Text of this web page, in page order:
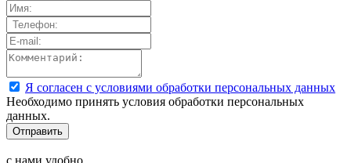
Я согласен с условиями обработки персональных данных
Необходимо принять условия обработки персональных
данных.
с нами удобно